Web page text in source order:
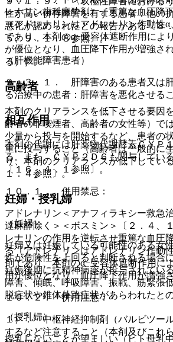
レナリン歯科麻酔剤）［重篤な血圧降
（アドレナリンはアドレナリン作動性α
であり、本剤のα−受容体遮断作用によ
が優位となり、血圧降下作用が増強さ
る）］。
高齢者
本剤のクリアランスを低下させる要因
齢者の非喫煙者、高齢者の女性等）で
少量から投与を開始するなど、患者の
重に投与すること（高齢者は一般的に
り、本剤のクリアランスが低下してい
１．４参照〕。
妊婦・授乳婦
（妊婦）
妊婦又は妊娠している可能性のある女
性が危険性を上回ると判断される場合
妊娠後期に抗精神病薬が投与されてい
障害、傾眠、呼吸障害、振戦、筋緊張
脱症状や錐体外路症状があらわれたと
（授乳婦）
授乳しないことが望ましい（ヒト母乳
性が高い併存障害を有する患者：他の
悪化が認められたとの報告がある〔８
５、９．１．８参照〕。
（肝機能障害患者）
９．３．１． 肝障害のある患者又は
る治療中の患者：肝障害を悪化させる
相互作用
本剤の代謝には肝薬物代謝酵素ＣＹＰ
る。また、ＣＹＰ２Ｄ６も関与してい
〔１６．４．１参照〕。
１０．１． 併用禁忌：
アドレナリン＜アナフィラキシー救急
達麻酔除く＞＜ボスミン＞〔２．４、
レナリンの作用を逆転させ重篤な血圧
る（アドレナリンはアドレナリン作動
剤であり、本剤のα−受容体遮断作用に
用が優位となり、血圧降下作用が増強
１０．２． 併用注意：
１）． 中枢神経抑制剤（バルビツー
するなど注意すること（本剤及びこれ